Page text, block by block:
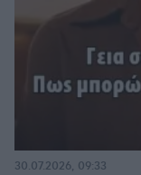
30.07.2026, 09:33